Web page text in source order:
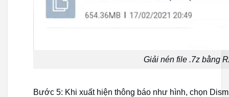
Giải nén file .7z bằng
Bước 5: Khi xuất hiện thông báo như hình, chọn